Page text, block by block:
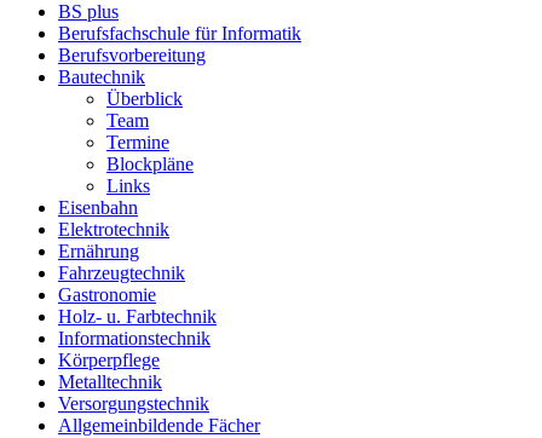
BS plus
Berufsfachschule für Informatik
Berufsvorbereitung
Bautechnik
Überblick
Team
Termine
Blockpläne
Links
Eisenbahn
Elektrotechnik
Ernährung
Fahrzeugtechnik
Gastronomie
Holz- u. Farbtechnik
Informationstechnik
Körperpflege
Metalltechnik
Versorgungstechnik
Allgemeinbildende Fächer